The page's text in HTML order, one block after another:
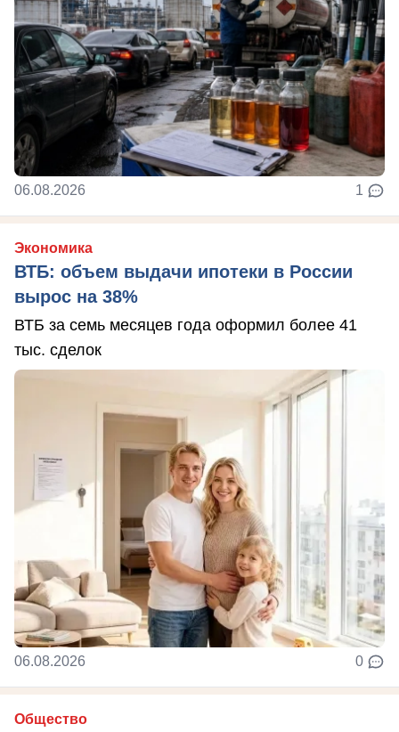
06.08.2026 1
Экономика
ВТБ: объем выдачи ипотеки в России
вырос на 38%
ВТБ за семь месяцев года оформил более 41
тыс. сделок
06.08.2026 0
Общество